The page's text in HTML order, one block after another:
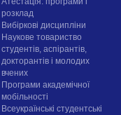
розклад
Вибіркові дисципліни
Наукове товариство
студентів, аспірантів,
докторантів і молодих
вчених
Програми академічної
мобільності
Всеукраїнські студентські